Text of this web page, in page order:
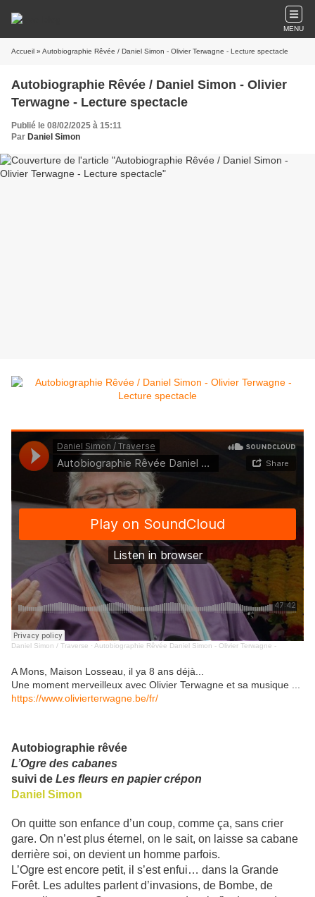
MENU
Accueil » Autobiographie Rêvée / Daniel Simon - Olivier Terwagne - Lecture spectacle
Autobiographie Rêvée / Daniel Simon - Olivier
Terwagne - Lecture spectacle
Publié le 08/02/2025 à 15:11
Par Daniel Simon
Daniel Simon / Traverse · Autobiographie Rêvée Daniel Simon - Olivier Terwagne -
A Mons, Maison Losseau, il ya 8 ans déjà...
Une moment merveilleux avec Olivier Terwagne et sa musique ...
https://www.olivierterwagne.be/fr/
Autobiographie rêvée
L’Ogre des cabanes
suivi de Les fleurs en papier crépon
Daniel Simon
On quitte son enfance d’un coup, comme ça, sans crier
gare. On n’est plus éternel, on le sait, on laisse sa cabane
derrière soi, on devient un homme parfois.
L’Ogre est encore petit, il s’est enfui… dans la Grande
Forêt. Les adultes parlent d’invasions, de Bombe, de